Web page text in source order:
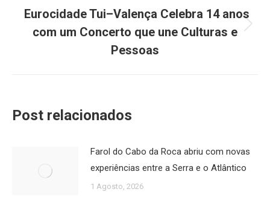
Próximo
post:
Eurocidade Tui–Valença Celebra 14 anos
com um Concerto que une Culturas e
Pessoas
Post relacionados
Farol do Cabo da Roca abriu com novas
experiências entre a Serra e o Atlântico
1 Agosto, 2026